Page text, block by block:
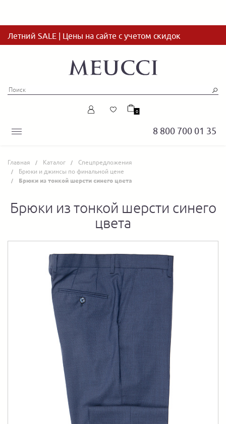
Летний SALE | Цены на сайте с учетом скидок
8 800 700 01 35
0
Главная Каталог
Спецпредложения
Брюки и джинсы по финальной цене
Брюки из тонкой шерсти синего цвета
Брюки из тонкой шерсти синего
цвета